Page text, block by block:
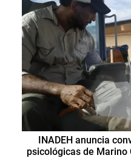
INADEH anuncia
psicológicas de Marino